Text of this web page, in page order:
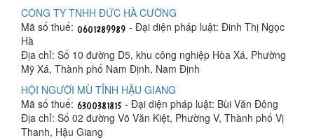
CÔNG TY TNHH ĐỨC HÀ CƯỜNG
Mã số thuế:
- Đại diện pháp luật: Đinh Thị Ngọc
Hà
Địa chỉ: Số 10 đường D5, khu công nghiệp Hòa Xá, Phường
Mỹ Xá, Thành phố Nam Định, Nam Định
HỘI NGƯỜI MÙ TỈNH HẬU GIANG
Mã số thuế:
- Đại diện pháp luật: Bùi Văn Đông
Địa chỉ: Số 02 đường Võ Văn Kiệt, Phường V, Thành phố Vị
Thanh, Hậu Giang